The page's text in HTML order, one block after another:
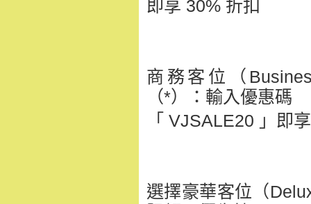
即享 30% 折扣
商務客位（
（*）：輸入優惠碼
「 VJSALE20 」即
選擇豪華客位（